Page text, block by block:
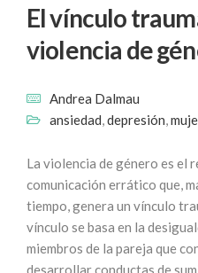
El vínculo
violencia de
Andrea Dalmau
ansiedad,depresión,
La violencia de género es el
comunicación errático que,
tiempo, genera un vínculo
vínculo se basa en la
miembros de la pareja que
desarrollar conductas de